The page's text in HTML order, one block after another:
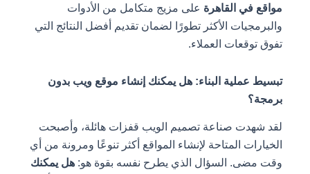
مواقع في القاهرةعلى مزيج متكامل من الأدوات
والبرمجيات الأكثر تطورًا لضمان تقديم أفضل النتائج التي
تفوق توقعات العملاء.
تبسيط عملية البناء: هل يمكنك إنشاء موقع ويب بدون
برمجة؟
لقد شهدت صناعة تصميم الويب قفزات هائلة، وأصبحت
الخيارات المتاحة لإنشاء المواقع أكثر تنوعًا ومرونة من أي
وقت مضى. السؤال الذي يطرح نفسه بقوة هو:هل يمكنك